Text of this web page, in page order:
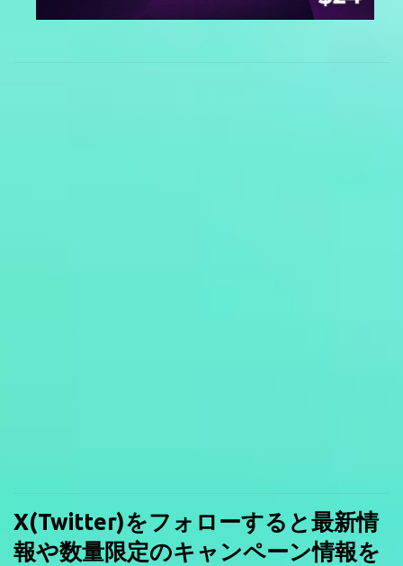
X(Twitter)をフォローすると最新情
報や数量限定のキャンペーン情報を